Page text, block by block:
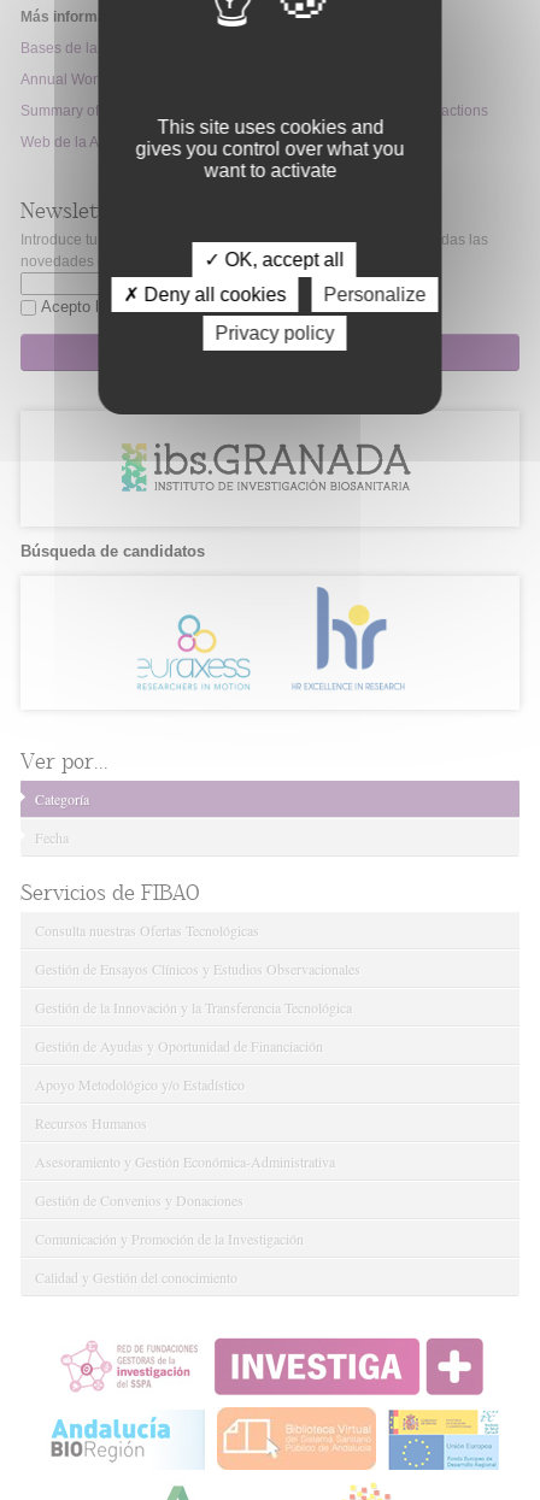
Más información:
Bases de la Convocatoria
Annual Work Plan
Summary of the most relevant provisions for participating in imi2 actions
Web de la Ayuda
Newsletter
Introduce tu correo electrónico si quieres mantenerte al día de todas las
novedades de Fibao.
Acepto la política de privacidad
Suscripción
Búsqueda de candidatos
Ver por...
Categoría
Fecha
Servicios de FIBAO
Consulta nuestras Ofertas Tecnológicas
Gestión de Ensayos Clínicos y Estudios Observacionales
Gestión de la Innovación y la Transferencia Tecnológica
Gestión de Ayudas y Oportunidad de Financiación
Apoyo Metodológico y/o Estadístico
Recursos Humanos
Asesoramiento y Gestión Económica-Administrativa
Gestión de Convenios y Donaciones
Comunicación y Promoción de la Investigación
Calidad y Gestión del conocimiento
This site uses cookies and
gives you control over what you
want to activate
✓ OK, accept all
✗ Deny all cookies
Personalize
Privacy policy